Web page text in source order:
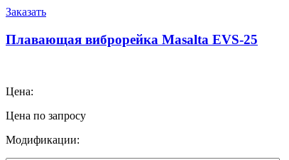
Заказать
Плавающая виброрейка Masalta EVS-25
Цена:
Цена по запросу
Модификации: